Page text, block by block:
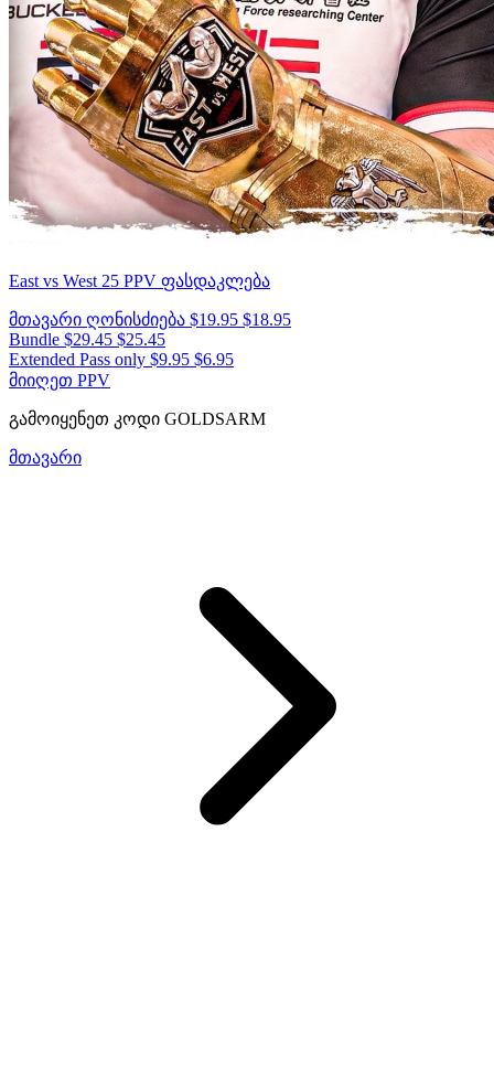
East vs West 25 PPV ფასდაკლება
მთავარი ღონისძიება $19.95 $18.95
Bundle $29.45 $25.45
Extended Pass only $9.95 $6.95
მიიღეთ PPV
გამოიყენეთ კოდი GOLDSARM
მთავარი